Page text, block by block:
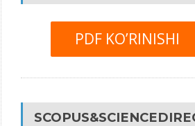
PDF KO’RINISHI